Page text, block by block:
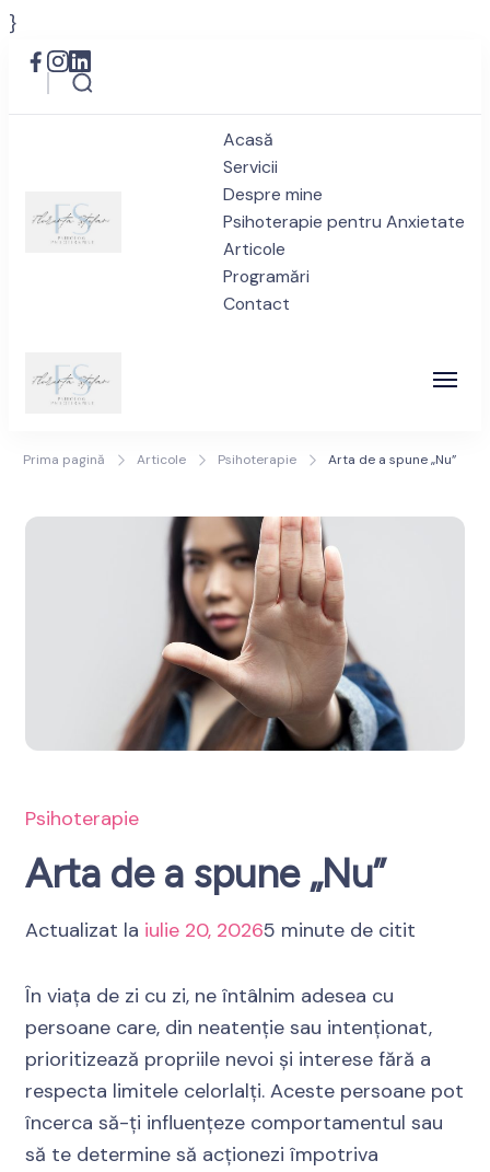
}
Psiholog anxietate București
Privește spre viitor cu încredere
Acasă
Servicii
Despre mine
Psihoterapie pentru Anxietate
Articole
Programări
Contact
spre Bine
Privește spre viitor cu încredere
Prima pagină Articole Psihoterapie Arta de a spune „Nu”
Psihoterapie
Arta de a spune „Nu”
Actualizat la iulie 20, 20265 minute de citit
În viața de zi cu zi, ne întâlnim adesea cu
persoane care, din neatenție sau intenționat,
prioritizează propriile nevoi și interese fără a
respecta limitele celorlalți. Aceste persoane pot
încerca să-ți influențeze comportamentul sau
să te determine să acționezi împotriva